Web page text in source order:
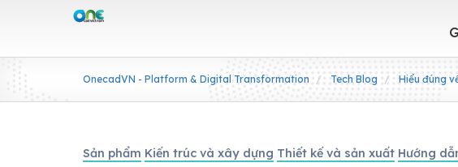
OnecadVN - Platform & Digital Transformation Tech Blog Hiểu đúng
Sản phẩm Kiến trúc và xây dựng Thiết kế và sản xuất Hướng